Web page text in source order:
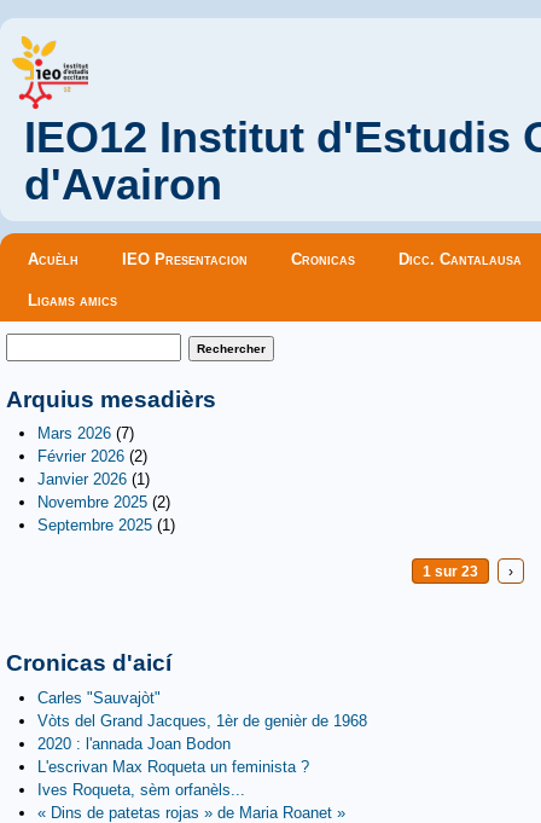
IEO12 Institut d'Estudis
d'Avairon
Menu principal
Acuèlh IEO Presentacion Cronicas Dicc. Cantalausa
Ligams amics
Formulaire de recherche
Arquius mesadièrs
Mars 2026 (7)
Février 2026 (2)
Janvier 2026 (1)
Novembre 2025 (2)
Septembre 2025 (1)
1 sur 23 ›
Cronicas d'aicí
Carles "Sauvajòt"
Vòts del Grand Jacques, 1èr de genièr de 1968
2020 : l'annada Joan Bodon
L'escrivan Max Roqueta un feminista ?
Ives Roqueta, sèm orfanèls...
« Dins de patetas rojas » de Maria Roanet »